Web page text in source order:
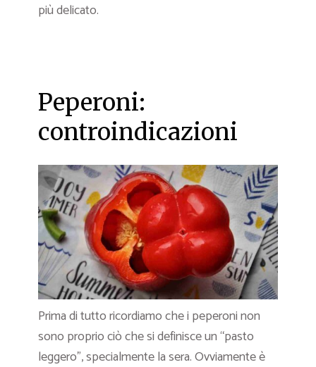
più delicato.
Peperoni:
controindicazioni
Prima di tutto ricordiamo che i peperoni non
sono proprio ciò che si definisce un “pasto
leggero”, specialmente la sera. Ovviamente è